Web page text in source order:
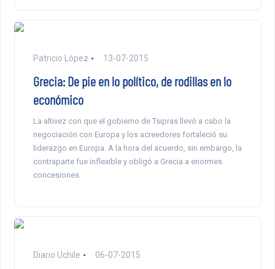
Patricio López 13-07-2015
Grecia: De pie en lo político, de rodillas en lo
económico
La altivez con que el gobierno de Tsipras llevó a cabo la
negociación con Europa y los acreedores fortaleció su
liderazgo en Europa. A la hora del acuerdo, sin embargo, la
contraparte fue inflexible y obligó a Grecia a enormes
concesiones.
Diario Uchile 06-07-2015